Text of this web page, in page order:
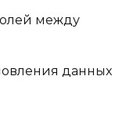
между
данных